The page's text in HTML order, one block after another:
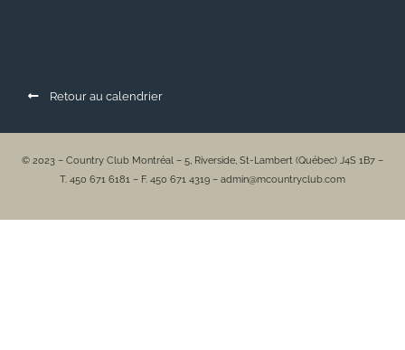
Retour au calendrier
© 2023 – Country Club Montréal – 5, Riverside, St-Lambert (Québec) J4S 1B7 –
T. 450 671 6181 – F. 450 671 4319 – admin@mcountryclub.com